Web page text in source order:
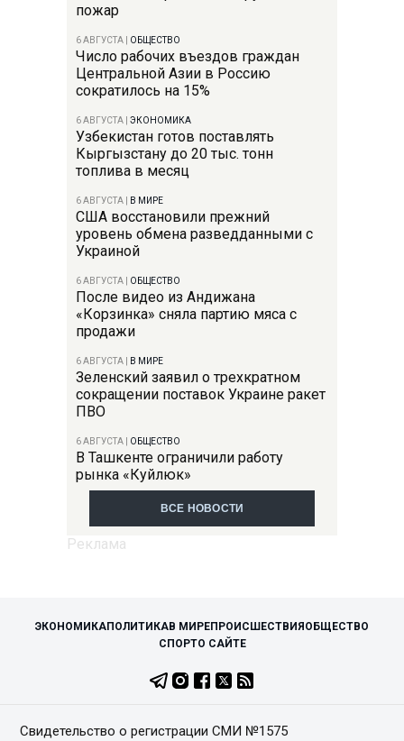
пожар
6 АВГУСТА ОБЩЕСТВО
Число рабочих въездов граждан
Центральной Азии в Россию
сократилось на 15%
6 АВГУСТА ЭКОНОМИКА
Узбекистан готов поставлять
Кыргызстану до 20 тыс. тонн
топлива в месяц
6 АВГУСТА В МИРЕ
США восстановили прежний
уровень обмена разведданными с
Украиной
6 АВГУСТА ОБЩЕСТВО
После видео из Андижана
«Корзинка» сняла партию мяса с
продажи
6 АВГУСТА В МИРЕ
Зеленский заявил о трехкратном
сокращении поставок Украине ракет
ПВО
6 АВГУСТА ОБЩЕСТВО
В Ташкенте ограничили работу
рынка «Куйлюк»
ВСЕ НОВОСТИ
ЭКОНОМИКАПОЛИТИКАВ МИРЕПРОИСШЕСТВИЯОБЩЕСТВО
СПОРТО САЙТЕ
Свидетельство о регистрации СМИ №1575